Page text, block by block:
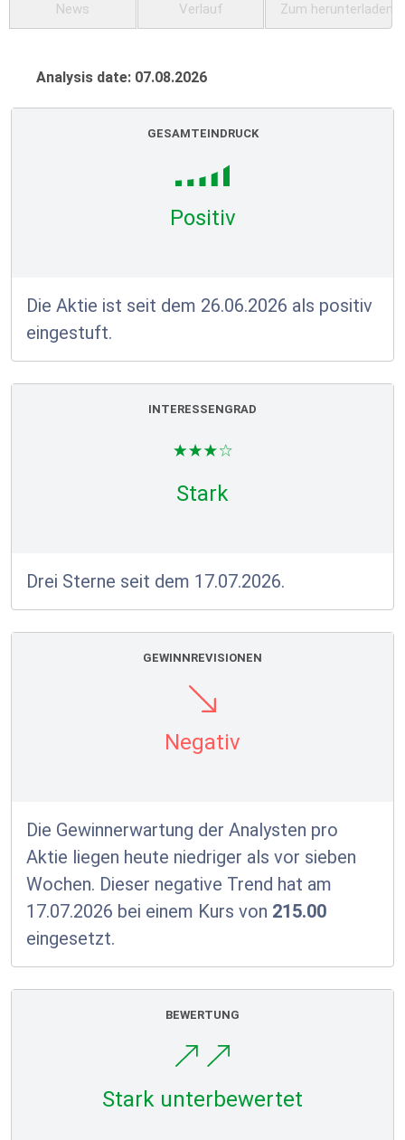
News Verlauf Zum herunterladen
Analysis date: 07.08.2026
GESAMTEINDRUCK
Positiv
Die Aktie ist seit dem 26.06.2026 als positiv
eingestuft.
INTERESSENGRAD
Stark
Drei Sterne seit dem 17.07.2026.
GEWINNREVISIONEN
Negativ
Die Gewinnerwartung der Analysten pro
Aktie liegen heute niedriger als vor sieben
Wochen. Dieser negative Trend hat am
17.07.2026 bei einem Kurs von 215.00
eingesetzt.
BEWERTUNG
Stark unterbewertet